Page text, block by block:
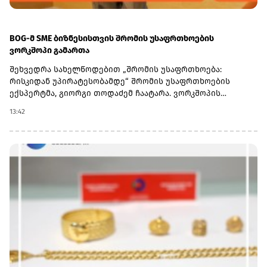
BOG-მ SME ბიზნესისთვის შრომის უსაფრთხოების
ვორკშოპი გამართა
შეხვედრა სახელწოდებით „შრომის უსაფრთხოება:
რისკიდან უპირატესობამდე“ შრომის უსაფრთხოების
ექსპერტმა, გიორგი თოდაძემ ჩაატარა. ვორკშოპის
სტანდარტების დანერგვა ბიზნესის მდგრადი
განვითარების, ფინანსური სტაბილურობისა და
რეპუტაციის გაძლიერების ინსტრუმენტად.ღონისძიებაზე
როგორიცაა უსაფრთხოების ეკონომიკა და ინვესტიციის
უკუგება (ROI); როგორ გადაიქცეს უსაფრთხოება ბიზნესის
სტრატეგიულ უპირატესობად; თანამშრომელთა
რესურსების მართვა; ლიდერის როლი უსაფრთხოების
კულტურის ჩამოყალიბებაში და ნდობაზე დაფუძნებული
სამუშაო გარემოს შექმნა.მონაწილეებმა ასევე მიიღეს
პრაქტიკული რეკომენდაციები კრიზისების მართვისა და
ბიზნესის უწყვეტობის დაგეგმვის (BCP) მიმართულებით -
13:42